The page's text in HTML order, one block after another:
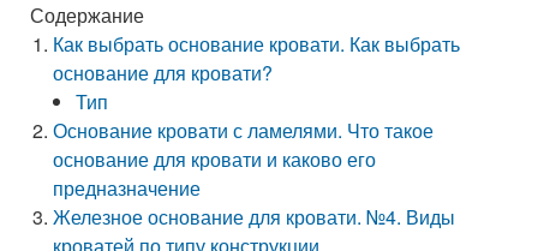
Содержание
Как выбрать основание кровати. Как выбрать
основание для кровати?
Тип
Основание кровати с ламелями. Что такое
основание для кровати и каково его
предназначение
Железное основание для кровати. №4. Виды